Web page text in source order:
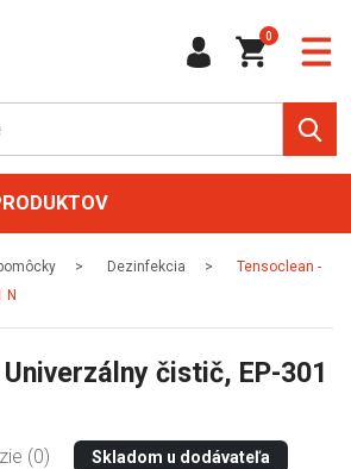
0
Dezinfekcia
Tensoclean -
N
čistič, EP-301
(0) Skladom u dodávateľa